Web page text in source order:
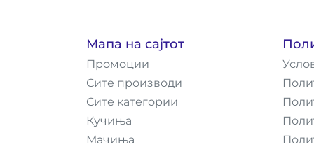
Мапа на сајтот
Промоции
Сите производи
Сите категории
Кучиња
Мачиња